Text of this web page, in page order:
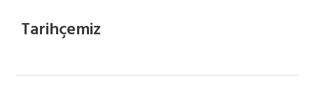
Tarihçemiz